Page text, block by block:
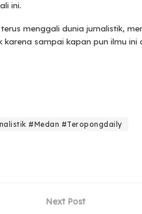
ini.
menggali dunia jurnalistik,
sampai kapan pun ilmu ini
#Medan #Teropongdaily
Next Post